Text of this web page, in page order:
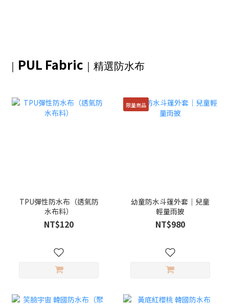
｜ PUL Fabric ｜精選防水布
TPU彈性防水布（透氣防
水布料）
NT$120
限量商品
幼童防水斗篷外套｜兒童
輕量雨披
NT$980